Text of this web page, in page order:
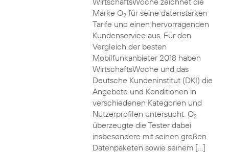
Marke O2für seine datenstarken
Tarife und einen hervorragenden
Kundenservice aus. Für den
Vergleich der besten
Mobilfunkanbieter 2018 haben
WirtschaftsWoche und das
Deutsche Kundeninstitut (DKI) die
Angebote und Konditionen in
verschiedenen Kategorien und
Nutzerprofilen untersucht. O2
überzeugte die Tester dabei
insbesondere mit seinen großen
Datenpaketen sowie seinem […]